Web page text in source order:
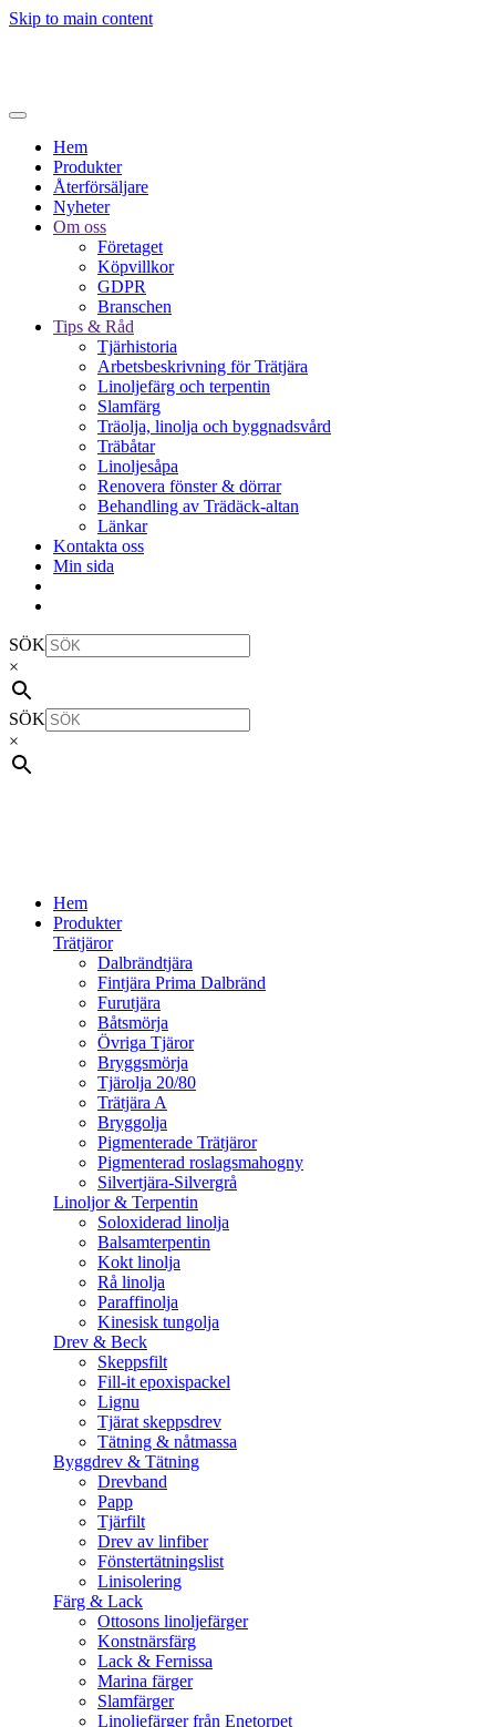
Skip to main content
Hem
Produkter
Återförsäljare
Nyheter
Om oss
Företaget
Köpvillkor
GDPR
Branschen
Tips & Råd
Tjärhistoria
Arbetsbeskrivning för Trätjära
Linoljefärg och terpentin
Slamfärg
Träolja, linolja och byggnadsvård
Träbåtar
Linoljesåpa
Renovera fönster & dörrar
Behandling av Trädäck-altan
Länkar
Kontakta oss
Min sida
SÖK
×
SÖK
×
Hem
Produkter
Trätjäror
Dalbrändtjära
Fintjära Prima Dalbränd
Furutjära
Båtsmörja
Övriga Tjäror
Bryggsmörja
Tjärolja 20/80
Trätjära A
Bryggolja
Pigmenterade Trätjäror
Pigmenterad roslagsmahogny
Silvertjära-Silvergrå
Linoljor & Terpentin
Soloxiderad linolja
Balsamterpentin
Kokt linolja
Rå linolja
Paraffinolja
Kinesisk tungolja
Drev & Beck
Skeppsfilt
Fill-it epoxispackel
Lignu
Tjärat skeppsdrev
Tätning & nåtmassa
Byggdrev & Tätning
Drevband
Papp
Tjärfilt
Drev av linfiber
Fönstertätningslist
Linisolering
Färg & Lack
Ottosons linoljefärger
Konstnärsfärg
Lack & Fernissa
Marina färger
Slamfärger
Linoljefärger från Enetorpet